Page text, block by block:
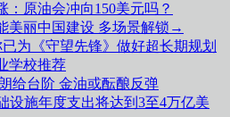
：原油会冲向150美元吗？
美丽中国建设 多场景解锁→
为《守望先锋》做好超长期规划
学校推荐
给台阶 金油或酝酿反弹
设施年度支出将达到3至4万亿美